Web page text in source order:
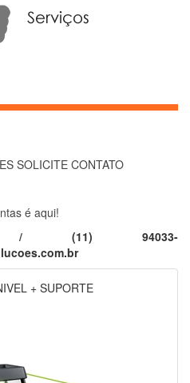
SOLICITE CONTATO
é aqui!
/ (11) 94033-
+ SUPORTE